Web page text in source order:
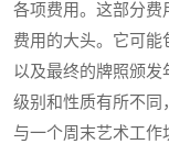
各项费用。这部分费
费用的大头。它可能
以及最终的牌照颁发
级别和性质有所不同
与一个周末艺术工作